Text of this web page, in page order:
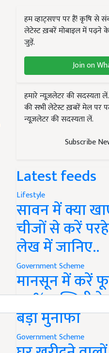
हम व्हाट्सएप पर हैं! कृषि से
लेटेस्ट ख़बरें मोबाइल में पढ़ने
जुड़ें.
Join on
हमारे न्यूज़लेटर की सदस्यता
की सभी लेटेस्ट ख़बरें मेल पर
न्यूज़लेटर की सदस्यता लें.
Subscribe
Latest feeds
Lifestyle
सावन में क्या
चीजों से करें
लेख में जानिए..
Government Scheme
मानसून में करें
50% सब्सिडी
बड़ा मुनाफा
Government Scheme